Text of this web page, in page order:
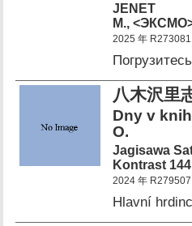
JENET
М.,
2025 年 R273081
八木沢里
Dny v
O.
Jagisawa
Kontrast
2024 年 R279507
Hlavní